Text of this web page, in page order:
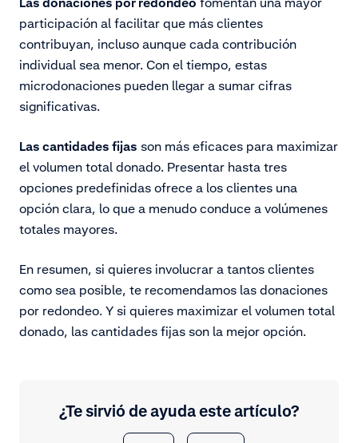
participación al facilitar que más clientes
contribuyan, incluso aunque cada contribución
individual sea menor. Con el tiempo, estas
microdonaciones pueden llegar a sumar cifras
significativas.
Las cantidades fijas son más eficaces para maximizar
el volumen total donado. Presentar hasta tres
opciones predefinidas ofrece a los clientes una
opción clara, lo que a menudo conduce a volúmenes
totales mayores.
En resumen, si quieres involucrar a tantos clientes
como sea posible, te recomendamos las donaciones
por redondeo. Y si quieres maximizar el volumen total
donado, las cantidades fijas son la mejor opción.
¿Te sirvió de ayuda este artículo?